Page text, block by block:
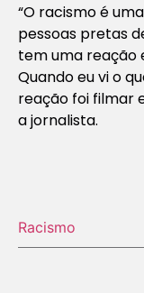
“O racismo é
pessoas pretas
tem uma reação
Quando eu vi o
reação foi filmar
a jornalista.
Racismo